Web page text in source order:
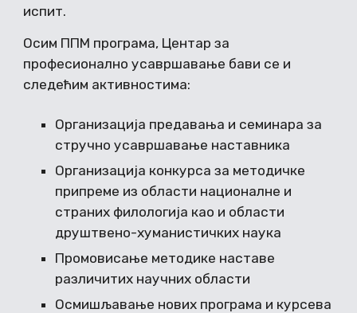
испит.
Осим ППМ програма, Центар за
професионално усавршавање бави се и
следећим активностима:
Организација предавања и семинара за
стручно усавршавање наставника
Организација конкурса за методичке
припреме из области националне и
страних филологија као и области
друштвено-хуманистичких наука
Промовисање методике наставе
различитих научних области
Осмишљавање нових програма и курсева